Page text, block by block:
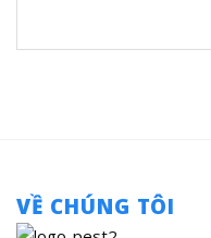
VỀ CHÚNG TÔI